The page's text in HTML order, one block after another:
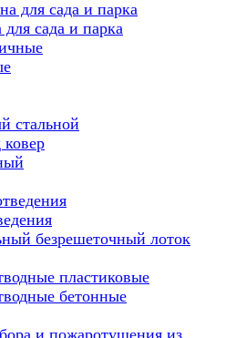
сада и парка
стальной
безрешеточный лоток
пластиковые
бетонные